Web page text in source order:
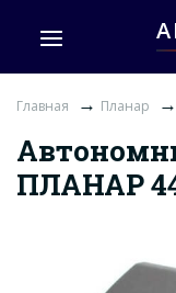
Главная → Планар →
ПЛАНАР